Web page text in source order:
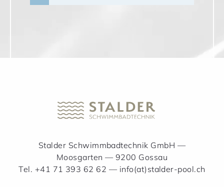
Stalder Schwimmbadtechnik GmbH —
Moosgarten — 9200 Gossau
Tel. +41 71 393 62 62 — info(at)stalder-pool.ch